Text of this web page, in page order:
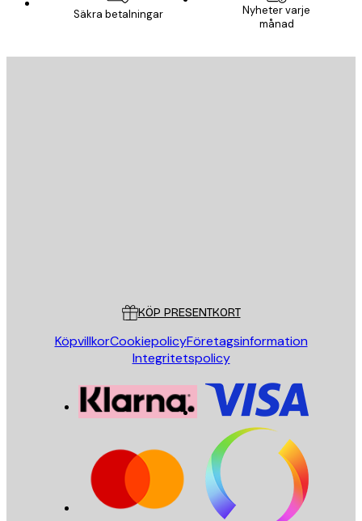
Säkra betalningar
Nyheter varje
månad
KÖP PRESENTKORT
KöpvillkorCookiepolicyFöretagsinformation
Integritetspolicy